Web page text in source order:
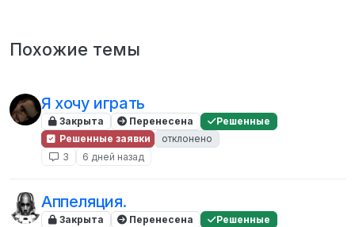
Похожие темы
Я хочу играть
Закрыта Перенесена
Решенные
Решенные заявки
отклонено
3
6 дней назад
Аппеляция.
Закрыта Перенесена
Решенные